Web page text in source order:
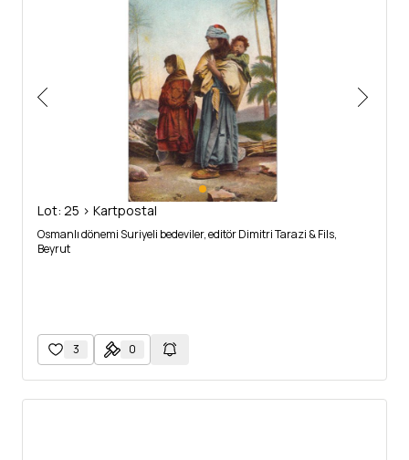
Lot: 25 > Kartpostal
Osmanlı dönemi Suriyeli bedeviler, editör Dimitri Tarazi & Fils,
Beyrut
3 0